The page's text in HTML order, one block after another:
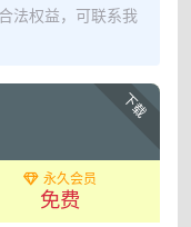
法权益，可联系我
下载
永久会员
免费